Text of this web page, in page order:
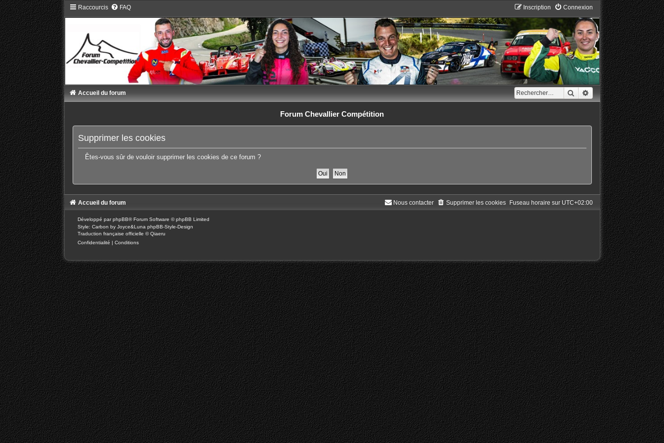
Raccourcis FAQ Connexion
Inscription
RechercherRecherche avancée
Accueil du forum
Forum Chevallier Compétition
Supprimer les cookies
Êtes-vous sûr de vouloir supprimer les cookies de ce forum ?
Accueil du forum Fuseau horaire sur UTC+02:00
Supprimer les cookies
Nous contacter
Développé parphpBB® Forum Software © phpBB Limited
Style: Carbon by Joyce&Luna phpBB-Style-Design
Traduction française officielle ©Qiaeru
Confidentialité | Conditions